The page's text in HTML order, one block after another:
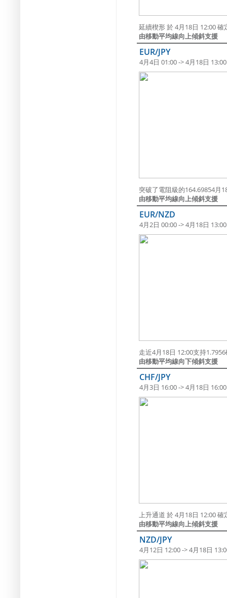
延續楔形 於 4月18日 12:00
由移動平均線向上傾斜支援
EUR/JPY
4月4日 01:00 -> 4月18日 13:00
突破了電阻級的164.69854月
由移動平均線向上傾斜支援
EUR/NZD
4月2日 00:00 -> 4月18日 13:00
走近4月18日 12:00支持
由移動平均線向下傾斜支援
CHF/JPY
4月3日 16:00 -> 4月18日 16:00
上升通道 於 4月18日 12:00
由移動平均線向上傾斜支援
NZD/JPY
4月12日 12:00 -> 4月18日